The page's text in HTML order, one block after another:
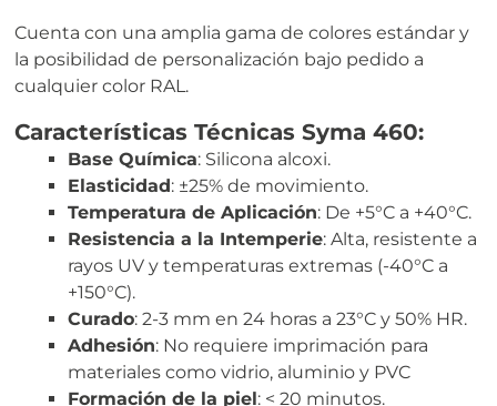
Cuenta con una amplia gama de colores estándar y
la posibilidad de personalización bajo pedido a
cualquier color RAL.
Características Técnicas Syma 460:
Base Química: Silicona alcoxi.
Elasticidad: ±25% de movimiento.
Temperatura de Aplicación: De +5°C a +40°C.
Resistencia a la Intemperie: Alta, resistente a
rayos UV y temperaturas extremas (-40°C a
+150°C).
Curado: 2-3 mm en 24 horas a 23°C y 50% HR.
Adhesión: No requiere imprimación para
materiales como vidrio, aluminio y PVC
Formación de la piel: < 20 minutos.